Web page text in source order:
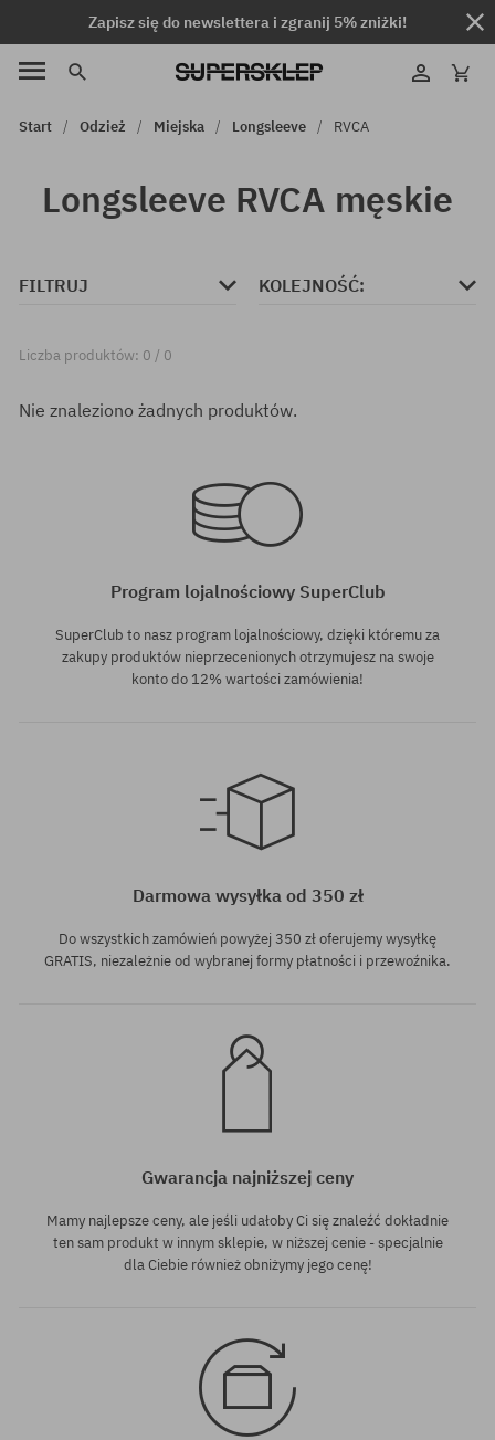
Zapisz się do newslettera i zgranij 5% zniżki!
Start Odzież Miejska Longsleeve RVCA
Longsleeve RVCA męskie
FILTRUJ KOLEJNOŚĆ:
Liczba produktów: 0 / 0
Nie znaleziono żadnych produktów.
Program lojalnościowy SuperClub
SuperClub to nasz program lojalnościowy, dzięki któremu za
zakupy produktów nieprzecenionych otrzymujesz na swoje
konto do 12% wartości zamówienia!
Darmowa wysyłka od 350 zł
Do wszystkich zamówień powyżej 350 zł oferujemy wysyłkę
GRATIS, niezależnie od wybranej formy płatności i przewoźnika.
Gwarancja najniższej ceny
Mamy najlepsze ceny, ale jeśli udałoby Ci się znaleźć dokładnie
ten sam produkt w innym sklepie, w niższej cenie - specjalnie
dla Ciebie również obniżymy jego cenę!